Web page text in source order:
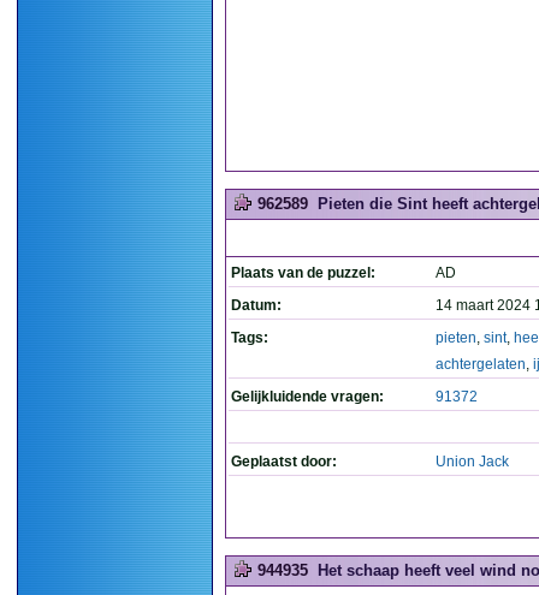
962589 Pieten die Sint heeft
Plaats van de puzzel:
AD
Datum:
14 maart 2024
Tags:
pieten, sint,
achtergelaten,
Gelijkluidende vragen:
91372
Geplaatst door: Union Jack
944935 Het schaap heeft veel wind